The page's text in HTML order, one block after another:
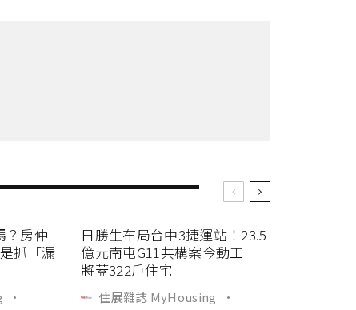
？房仲
抓「漏
·
日勝生布局台中3捷運站！23.5
億元南屯G11共構案今動工
將蓋322戶住宅
住展雜誌 MyHousing
·